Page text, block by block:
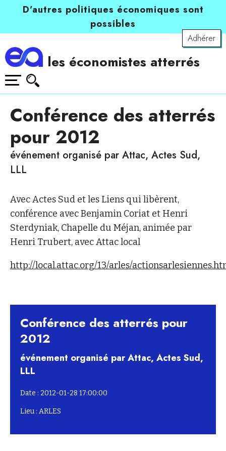
D’autres politiques économiques sont
possibles
Adhérer
les économistes atterrés
Conférence des atterrés
pour 2012
événement organisé par Attac, Actes Sud,
LLL
Avec Actes Sud et les Liens qui libèrent,
conférence avec Benjamin Coriat et Henri
Sterdyniak, Chapelle du Méjan, animée par
Henri Trubert, avec Attac local
http://local.attac.org/13/arles/
Conférence des atterrés pour
2012
événement organisé par Attac, Actes Sud,
LLL
Date : 2012-01-28 17:00:00
Lieu : ARLES